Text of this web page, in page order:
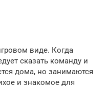
виде. Когда
сказать команду и
дома, но занимаются
и знакомое для